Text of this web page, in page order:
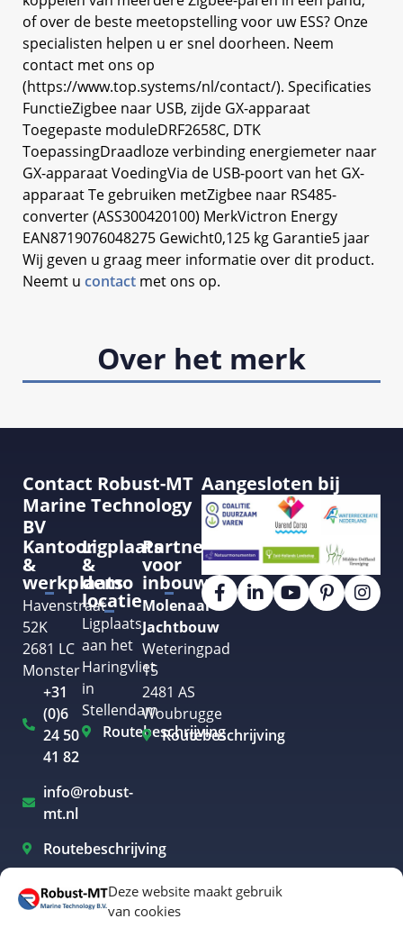
Deze website maakt gebruik
van cookies
Over het merk
of over de beste meetopstelling voor uw ESS? Onze
specialisten helpen u er snel doorheen. Neem
contact met ons op
(https://www.top.systems/nl/contact/). Specificaties
FunctieZigbee naar USB, zijde GX-apparaat
Toegepaste moduleDRF2658C, DTK
ToepassingDraadloze verbinding energiemeter naar
GX-apparaat VoedingVia de USB-poort van het GX-
apparaat Te gebruiken metZigbee naar RS485-
converter (ASS300420100) MerkVictron Energy
EAN8719076048275 Gewicht0,125 kg Garantie5 jaar
Wij geven u graag meer informatie over dit product.
Neemt u contact met ons op.
Contact Robust-MT
Marine Technology
BV
Kantoor
&
werkplaats
Havenstraat
52K
2681 LC
Monster
+31
(0)6
24 50
41 82
info@robust-
mt.nl
Routebeschrijving
Ligplaats
&
demo
locatie
Ligplaats
aan het
Haringvliet
in
Stellendam
Routebeschrijving
Partner
voor
inbouw
Molenaar
Jachtbouw
Weteringpad
15
2481 AS
Woubrugge
Routebeschrijving
Aangesloten bij
Elektrisch varen Westland